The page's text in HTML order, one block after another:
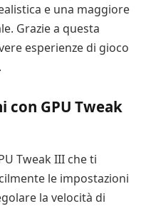
e una maggiore
Grazie a questa
esperienze di gioco
GPU Tweak
Tweak III che ti
le impostazioni
la velocità di